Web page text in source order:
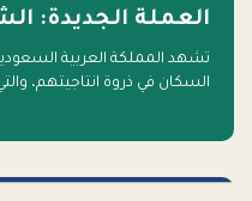
العملة الجديدة:
السكان في ذروة انتاجيتهم،